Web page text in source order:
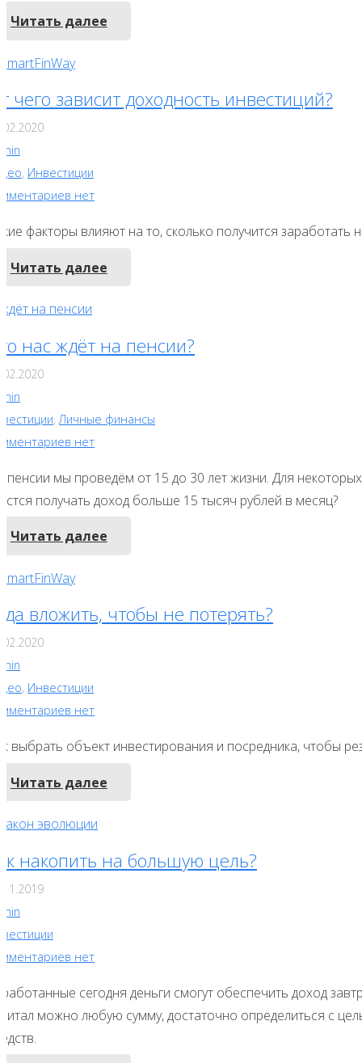
Читать далее
чего зависит доходность инвестиций?
, Инвестиции
нет
факторы влияют на то, сколько получится заработать
Читать далее
нас ждёт на пенсии?
,Личные финансы
нет
пенсии мы проведём от 15 до 30 лет жизни. Для
получать доход больше 15 тысяч рублей в месяц?
Читать далее
вложить, чтобы не потерять?
, Инвестиции
нет
выбрать объект инвестирования и посредника, чтобы
Читать далее
накопить на большую цель?
нет
сегодня деньги смогут обеспечить доход
можно любую сумму, достаточно определиться с